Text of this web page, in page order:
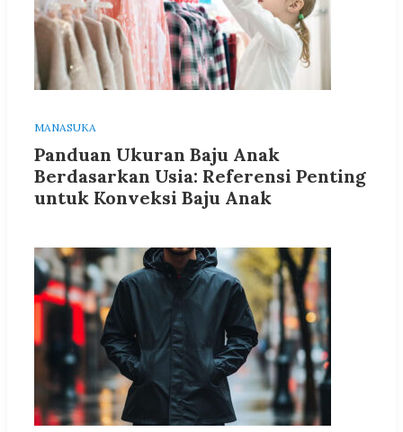
MANASUKA
Panduan Ukuran Baju Anak
Berdasarkan Usia: Referensi Penting
untuk Konveksi Baju Anak